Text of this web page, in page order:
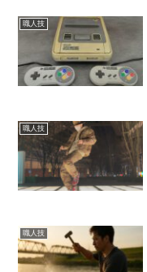
職人技
職人技
職人技